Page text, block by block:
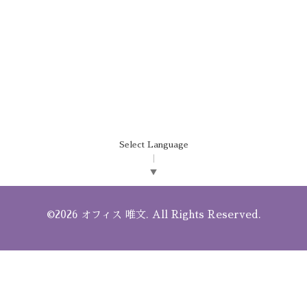
Select Language
▼
©2026 オフィス 唯文. All Rights Reserved.